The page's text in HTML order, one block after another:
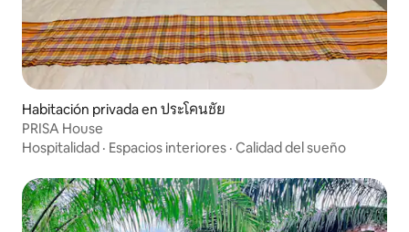
Habitación privada en ประโคนชัย
PRISA House
Hospitalidad · Espacios interiores · Calidad del sueño